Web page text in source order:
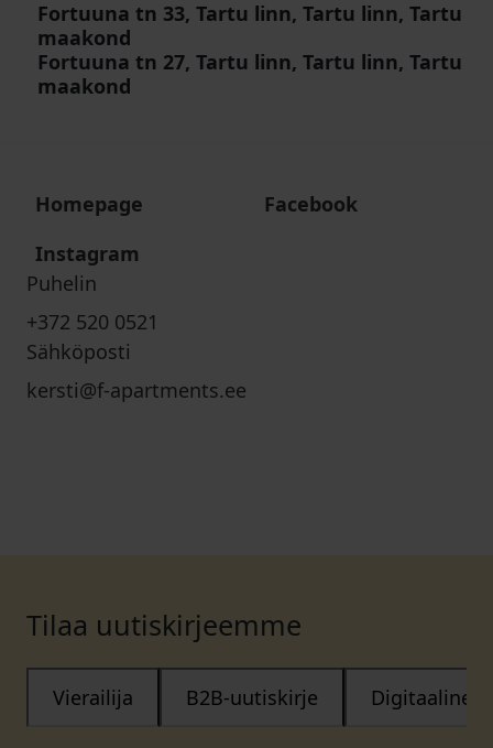
Fortuuna tn 33, Tartu linn, Tartu linn, Tartu
maakond
Fortuuna tn 27, Tartu linn, Tartu linn, Tartu
maakond
Homepage
Facebook
Instagram
Puhelin
+372 520 0521
Sähköposti
kersti@f-apartments.ee
Tilaa uutiskirjeemme
Vierailija B2B-uutiskirje Digitaalinen